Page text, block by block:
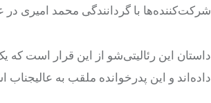
شرکت‌کننده‌ها با گردانندگی محمد
داستان این رئالیتی‌شو از این قرار است که
داده‌اند و این پدرخوانده ملقب به